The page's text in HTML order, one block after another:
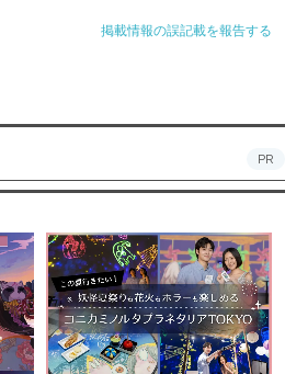
掲載情報の誤記載を報告する
PR